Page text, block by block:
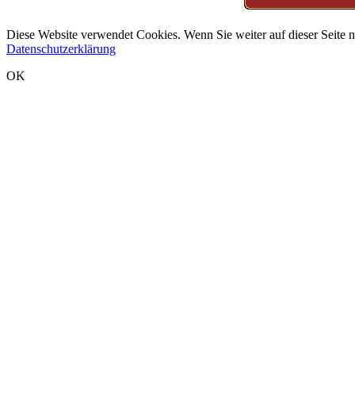
Diese Website verwendet Cookies. Wenn Sie weiter auf dieser
Datenschutzerklärung
OK